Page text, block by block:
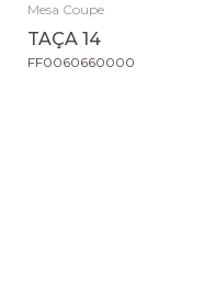
Mesa Coupe
TAÇA 14
FF0060660000